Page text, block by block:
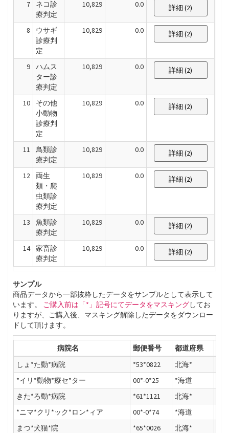
7
ネコ診
療判定
10,829 0.0 詳細 (2)
8
ウサギ
診療判
定
10,829 0.0 詳細 (2)
9
ハムス
ター診
療判定
10,829 0.0 詳細 (2)
10
その他
小動物
診療判
定
10,829 0.0 詳細 (2)
11
鳥類診
療判定
10,829 0.0 詳細 (2)
12
両生
類・爬
虫類診
療判定
10,829 0.0 詳細 (2)
13
魚類診
療判定
10,829 0.0 詳細 (2)
14
家畜診
療判定
10,829 0.0 詳細 (2)
サンプル
商品データから一部抜粋したデータをサンプルとして表示して
います。 ご購入前は「*」記号にてデータをマスキングしてお
りますが、ご購入後、マスキング解除したデータをダウンロー
ドして頂けます。
病院名 郵便番号
都道府県
しょ*た動*病院
*53*0822 北海*
*イリ*動物*療セ*ター
00*-0*25 *海道
きた*ろ動*病院
*61*1121 北海*
*ニマ*クリ*ック*ロン*ィア
00*-0*74 *海道
まつ*犬猫*院
*65*0026 北海*